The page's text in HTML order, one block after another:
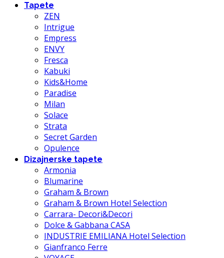
Tapete
ZEN
Intrigue
Empress
ENVY
Fresca
Kabuki
Kids&Home
Paradise
Milan
Solace
Strata
Secret Garden
Opulence
Dizajnerske tapete
Armonia
Blumarine
Graham & Brown
Graham & Brown Hotel Selection
Carrara- Decori&Decori
Dolce & Gabbana CASA
INDUSTRIE EMILIANA Hotel Selection
Gianfranco Ferre